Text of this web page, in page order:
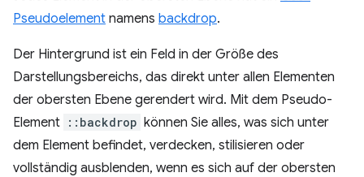
Pseudoelement namens backdrop.
Der Hintergrund ist ein Feld in der Größe des
Darstellungsbereichs, das direkt unter allen Elementen
der obersten Ebene gerendert wird. Mit dem Pseudo-
Element ::backdrop können Sie alles, was sich unter
dem Element befindet, verdecken, stilisieren oder
vollständig ausblenden, wenn es sich auf der obersten